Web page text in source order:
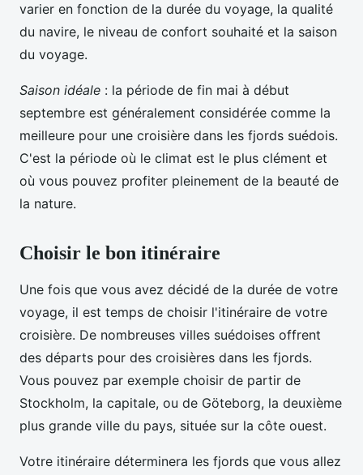
varier en fonction de la durée du voyage, la qualité
du navire, le niveau de confort souhaité et la saison
du voyage.
Saison idéale : la période de fin mai à début
septembre est généralement considérée comme la
meilleure pour une croisière dans les fjords suédois.
C'est la période où le climat est le plus clément et
où vous pouvez profiter pleinement de la beauté de
la nature.
Choisir le bon itinéraire
Une fois que vous avez décidé de la durée de votre
voyage, il est temps de choisir l'itinéraire de votre
croisière. De nombreuses villes suédoises offrent
des départs pour des croisières dans les fjords.
Vous pouvez par exemple choisir de partir de
Stockholm, la capitale, ou de Göteborg, la deuxième
plus grande ville du pays, située sur la côte ouest.
Votre itinéraire déterminera les fjords que vous allez